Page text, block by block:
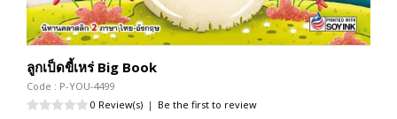
ลูกเป็ดขี้เหร่ Big Book
Code : P-YOU-4499
0 Review(s) | Be the first to review